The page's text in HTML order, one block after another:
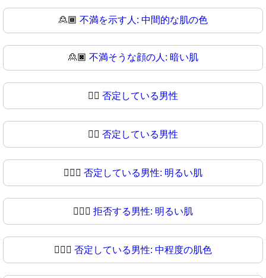
🙎🏾 不満を示す人: 中間的な肌の色
🙎🏿 不満そうな顔の人: 暗い肌
🙎‍♂️ 否定している男性
🙎‍♂ 否定している男性
🙎🏻‍♂️ 否定している男性: 明るい肌
🙎🏻‍♂ 拒否する男性: 明るい肌
🙎🏼‍♂️ 否定している男性: 中程度の肌色